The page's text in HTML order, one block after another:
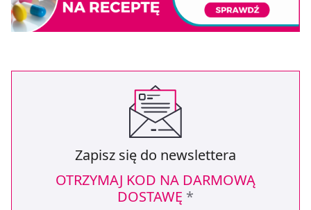
Zapisz się do newslettera
OTRZYMAJ KOD NA DARMOWĄ
DOSTAWĘ *